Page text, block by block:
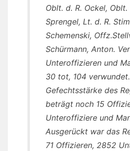
Oblt. d. R. Ockel, Oblt.
Sprengel, Lt. d. R.
Schemenski,
Schürmann, Anton.
Unteroffizieren und
30 tot, 104
Gefechtsstärke des
beträgt noch 15
Unteroffiziere und
Ausgerückt war das
71 Offizieren, 2852